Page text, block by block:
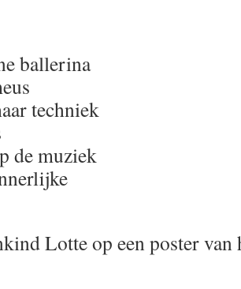
ballerina
techniek
de muziek
Lotte op een poster van